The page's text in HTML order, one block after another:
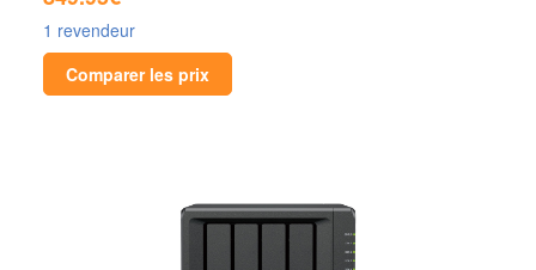
1 revendeur
Comparer les prix